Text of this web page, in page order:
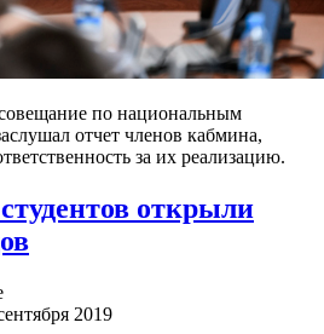
по национальным
отчет членов кабмина,
за их реализацию.
открыли
2019